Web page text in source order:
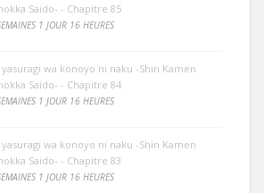
Saido- - Chapitre 85
1 JOUR 16 HEURES
wa konoyo ni naku -Shin Kamen
Saido- - Chapitre 84
1 JOUR 16 HEURES
wa konoyo ni naku -Shin Kamen
Saido- - Chapitre 83
1 JOUR 16 HEURES